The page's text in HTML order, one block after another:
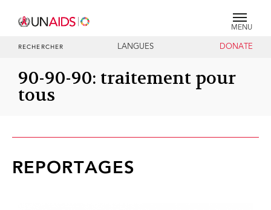
MENU
RECHERCHER LANGUES DONATE
90-90-90: traitement pour
tous
REPORTAGES